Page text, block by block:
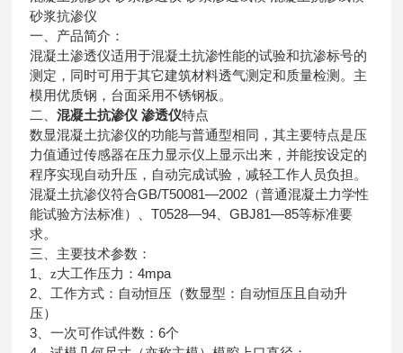
砂浆抗渗仪
一、产品简介：
混凝土渗透仪适用于混凝土抗渗性能的试验和抗渗标号的
测定，同时可用于其它建筑材料透气测定和质量检测。主
模用优质钢，台面采用不锈钢板。
二、混凝土抗渗仪 渗透仪特点
数显混凝土抗渗仪的功能与普通型相同，其主要特点是压
力值通过传感器在压力显示仪上显示出来，并能按设定的
程序实现自动升压，自动完成试验，减轻工作人员负担。
混凝土抗渗仪符合GB/T50081—2002 （普通混凝土力学性
能试验方法标准）、T0528—94 、GBJ81—85等标准要
求。
三、主要技术参数：
1 、z大工作压力：4mpa
2 、工作方式：自动恒压（数显型：自动恒压且自动升
压）
3 、一次可作试件数：6个